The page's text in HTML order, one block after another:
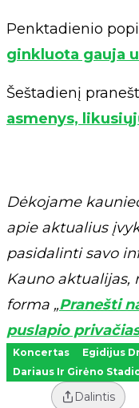
Penktadienio
ginkluota gauja
Šeštadienį
asmenys,
Dėkojame
apie aktualius
pasidalinti savo
Kauno aktualijas,
forma „Pranešti
puslapio
Koncertas Egidijus
Dariaus Ir Girėno
Dalintis